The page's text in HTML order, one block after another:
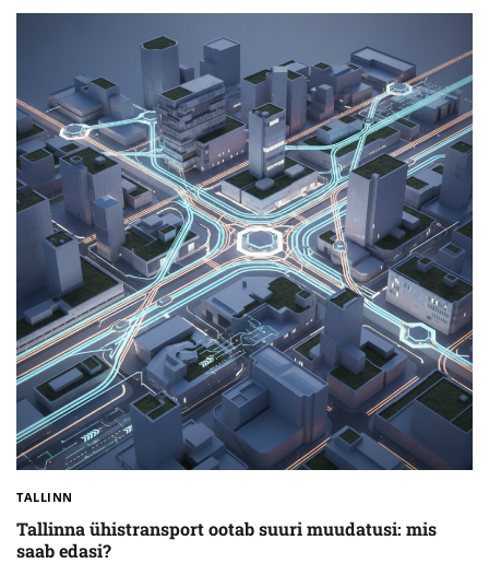
TALLINN
Tallinna ühistransport ootab suuri muudatusi: mis
saab edasi?